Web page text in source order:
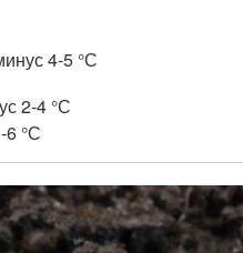
4-5 °С
2-4 °С
°С